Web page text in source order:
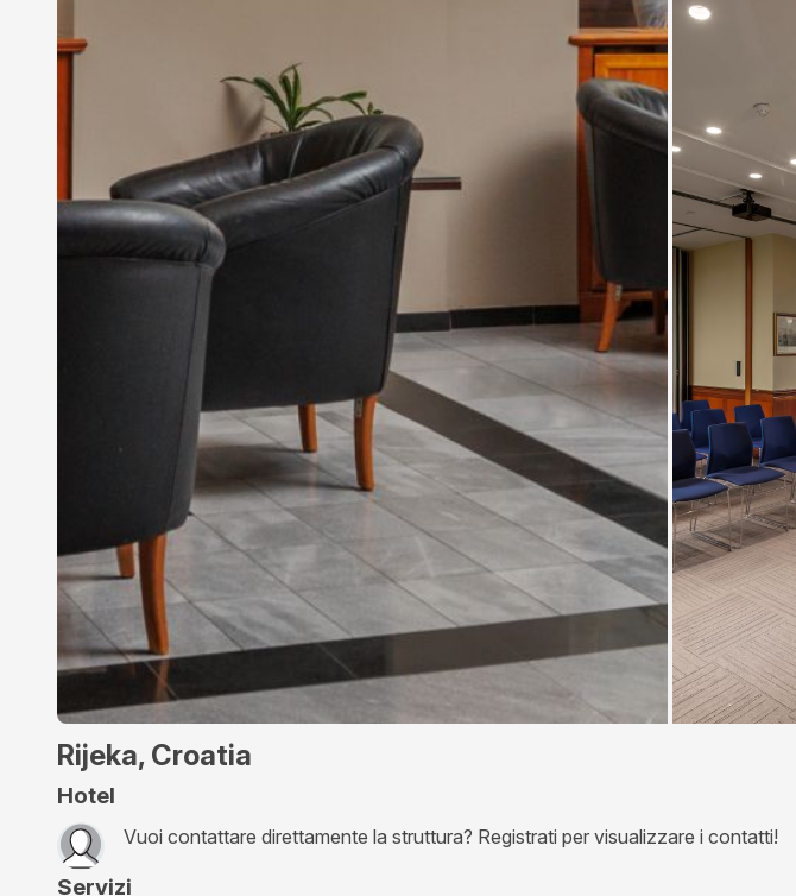
Rijeka, Croatia
Hotel
Vuoi contattare direttamente la struttura? Registrati per visualizzare i contatti!
Servizi